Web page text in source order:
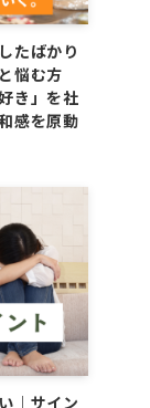
たばかり
悩む方
き」を社
感を原動
｜サイン